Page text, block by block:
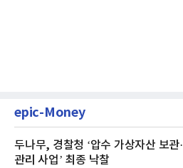
epic-Money
두나무, 경찰청 ‘압수 가상자산 보관·
관리 사업’ 최종 낙찰